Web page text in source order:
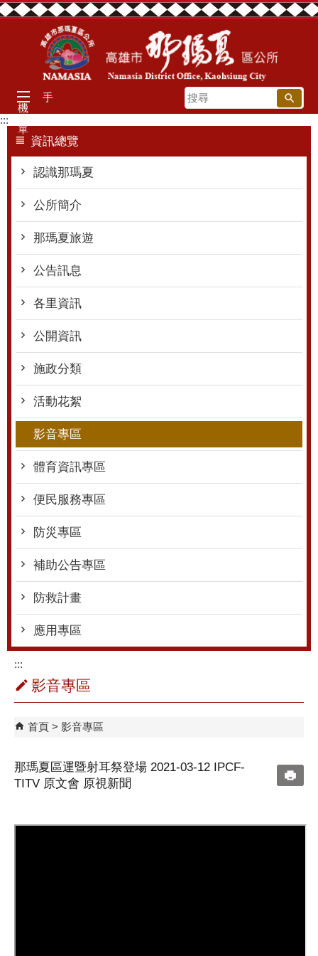
跳到主要內容區塊
搜
尋
手
機
單
:::
資訊總覽
認識那瑪夏
公所簡介
那瑪夏旅遊
公告訊息
各里資訊
公開資訊
施政分類
活動花絮
影音專區
體育資訊專區
便民服務專區
防災專區
補助公告專區
防救計畫
應用專區
:::
影音專區
首頁 影音專區
那瑪夏區運暨射耳祭登場 2021-03-12 IPCF-
TITV 原文會 原視新聞